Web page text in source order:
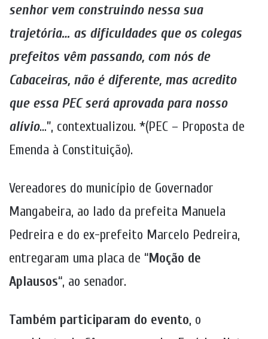
senhor vem construindo nessa sua
trajetória… as dificuldades que os colegas
prefeitos vêm passando, com nós de
Cabaceiras, não é diferente, mas acredito
que essa PEC será aprovada para nosso
alívio…”, contextualizou. *(PEC – Proposta de
Emenda à Constituição).
Vereadores do município de Governador
Mangabeira, ao lado da prefeita Manuela
Pedreira e do ex-prefeito Marcelo Pedreira,
entregaram uma placa de “Moção de
Aplausos“, ao senador.
Também participaram do evento, o